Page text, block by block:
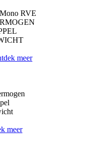
RVE
meer
meer